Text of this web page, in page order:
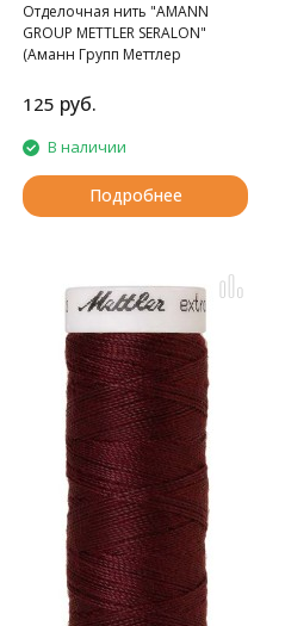
Отделочная нить "AMANN
GROUP METTLER SERALON"
(Аманн Групп Меттлер
120 цветов.
125 руб.
В наличии
Подробнее